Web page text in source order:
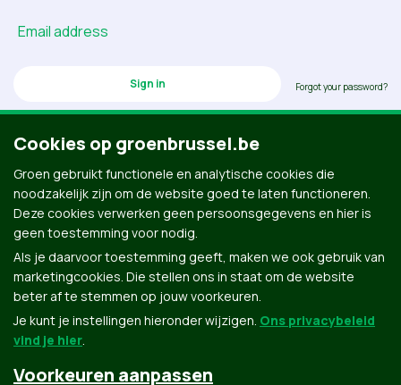
Email address
Forgot your password?
Don’t have an account? Click here to create one.
Cookies op groenbrussel.be
Groen gebruikt functionele en analytische cookies die
noodzakelijk zijn om de website goed te laten functioneren.
Deze cookies verwerken geen persoonsgegevens en hier is
geen toestemming voor nodig.
Als je daarvoor toestemming geeft, maken we ook gebruik van
marketingcookies. Die stellen ons in staat om de website
beter af te stemmen op jouw voorkeuren.
Je kunt je instellingen hieronder wijzigen. Ons privacybeleid
vind je hier.
Voorkeuren aanpassen